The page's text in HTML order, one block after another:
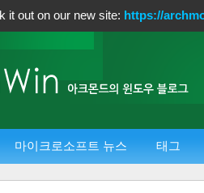
it out on our new site: https://
마이크로소프트 뉴스 태그